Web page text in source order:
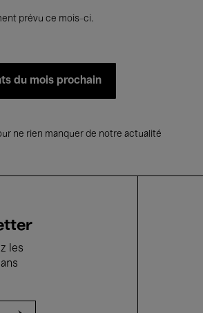
prévu ce mois-ci.
du mois prochain
ne rien manquer de notre actualité
les